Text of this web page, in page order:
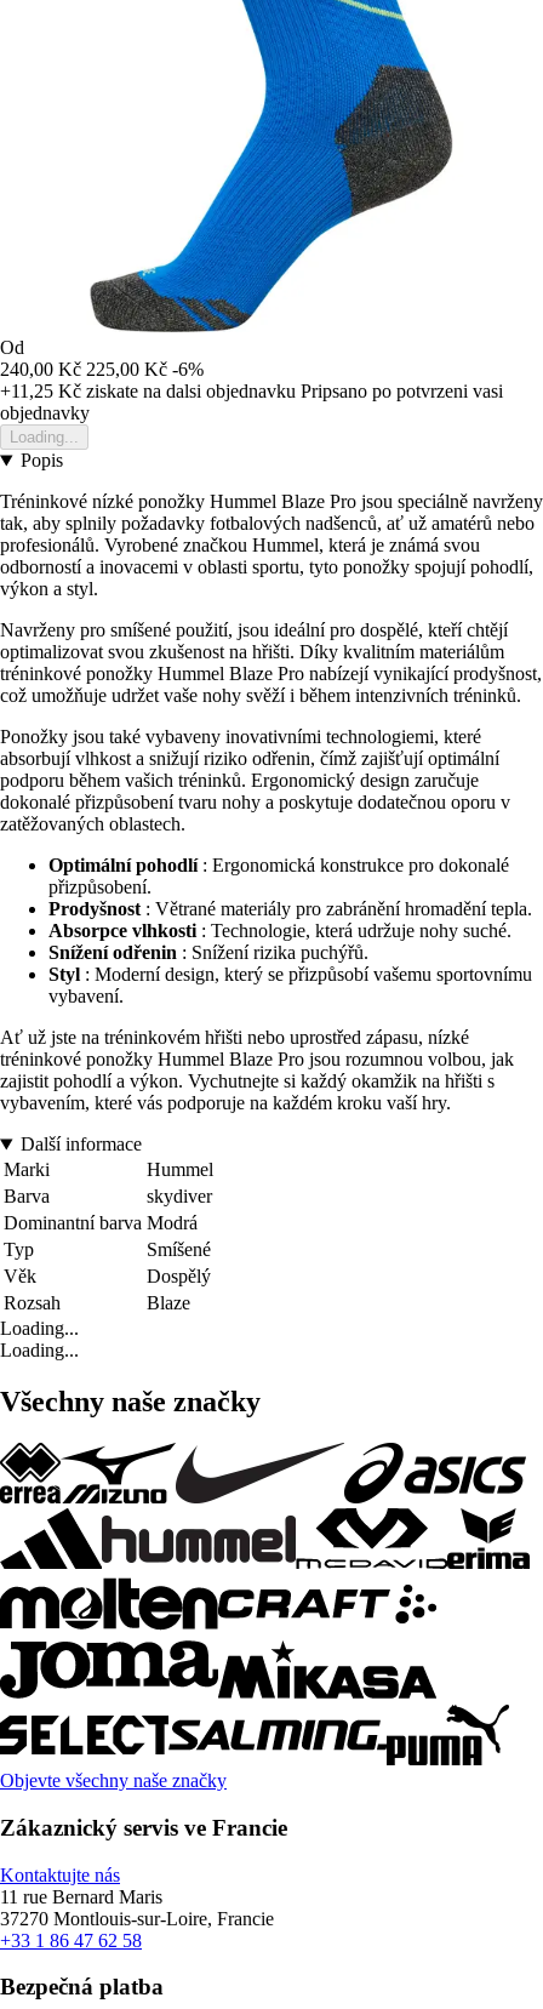
Od
240,00 Kč 225,00 Kč -6%
+11,25 Kč ziskate na dalsi objednavku Pripsano po potvrzeni vasi
objednavky
Loading...
Popis
Tréninkové nízké ponožky Hummel Blaze Pro jsou speciálně navrženy
tak, aby splnily požadavky fotbalových nadšenců, ať už amatérů nebo
profesionálů. Vyrobené značkou Hummel, která je známá svou
odborností a inovacemi v oblasti sportu, tyto ponožky spojují pohodlí,
výkon a styl.
Navrženy pro smíšené použití, jsou ideální pro dospělé, kteří chtějí
optimalizovat svou zkušenost na hřišti. Díky kvalitním materiálům
tréninkové ponožky Hummel Blaze Pro nabízejí vynikající prodyšnost,
což umožňuje udržet vaše nohy svěží i během intenzivních tréninků.
Ponožky jsou také vybaveny inovativními technologiemi, které
absorbují vlhkost a snižují riziko odřenin, čímž zajišťují optimální
podporu během vašich tréninků. Ergonomický design zaručuje
dokonalé přizpůsobení tvaru nohy a poskytuje dodatečnou oporu v
zatěžovaných oblastech.
Optimální pohodlí: Ergonomická konstrukce pro dokonalé
přizpůsobení.
Prodyšnost : Větrané materiály pro zabránění hromadění tepla.
Absorpce vlhkosti : Technologie, která udržuje nohy suché.
Snížení odřenin : Snížení rizika puchýřů.
Styl : Moderní design, který se přizpůsobí vašemu sportovnímu
vybavení.
Ať už jste na tréninkovém hřišti nebo uprostřed zápasu, nízké
tréninkové ponožky Hummel Blaze Pro jsou rozumnou volbou, jak
zajistit pohodlí a výkon. Vychutnejte si každý okamžik na hřišti s
vybavením, které vás podporuje na každém kroku vaší hry.
Další informace
Marki
Hummel
Barva
skydiver
Dominantní barva Modrá
Typ
Smíšené
Věk
Dospělý
Rozsah
Blaze
Loading...
Loading...
Všechny naše značky
Objevte všechny naše značky
Zákaznický servis ve Francie
Kontaktujte nás
11 rue Bernard Maris
37270 Montlouis-sur-Loire, Francie
+33 1 86 47 62 58
Bezpečná platba